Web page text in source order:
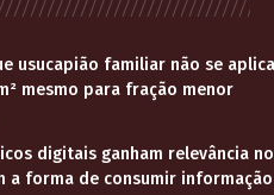
usucapião familiar não se
mesmo para fração menor
digitais ganham relevância
a forma de consumir